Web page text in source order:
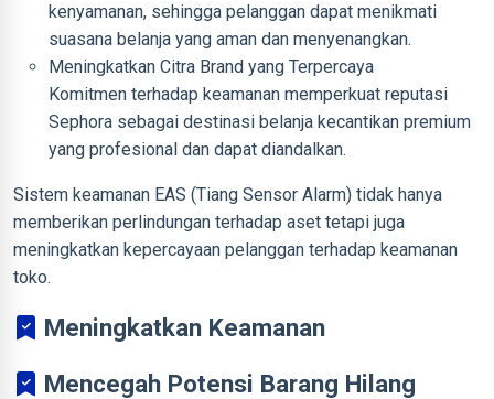
kenyamanan, sehingga pelanggan dapat menikmati
suasana belanja yang aman dan menyenangkan.
Meningkatkan Citra Brand yang Terpercaya
Komitmen terhadap keamanan memperkuat reputasi
Sephora sebagai destinasi belanja kecantikan premium
yang profesional dan dapat diandalkan.
Sistem keamanan EAS (Tiang Sensor Alarm) tidak hanya
memberikan perlindungan terhadap aset tetapi juga
meningkatkan kepercayaan pelanggan terhadap keamanan
toko.
Meningkatkan Keamanan
Mencegah Potensi Barang Hilang